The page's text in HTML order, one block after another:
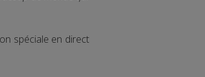
spéciale en direct